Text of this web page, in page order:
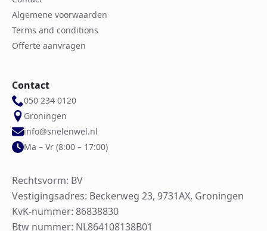
Algemene voorwaarden
Terms and conditions
Offerte aanvragen
Contact
050 234 0120
Groningen
info@snelenwel.nl
Ma – Vr (8:00 – 17:00)
Rechtsvorm: BV
Vestigingsadres: Beckerweg 23, 9731AX, Groningen
KvK-nummer: 86838830
Btw nummer: NL864108138B01